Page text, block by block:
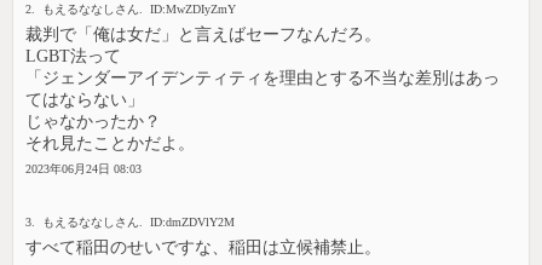
2. もえるななしさん. ID:MwZDIyZmY
裁判で「俺は女だ」と言えばセーフなんだろ。
LGBT法って
「ジェンダーアイデンティティを理由とする不当な差別はあっ
てはならない」
じゃなかったか？
それ見たことかだよ。
2023年06月24日 08:03
3. もえるななしさん. ID:dmZDVlY2M
すべて稲田のせいですな、稲田は立候補禁止。